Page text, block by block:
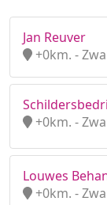
Jan Reuver
+0km. -
+0km. -
Louwes
+0km. -